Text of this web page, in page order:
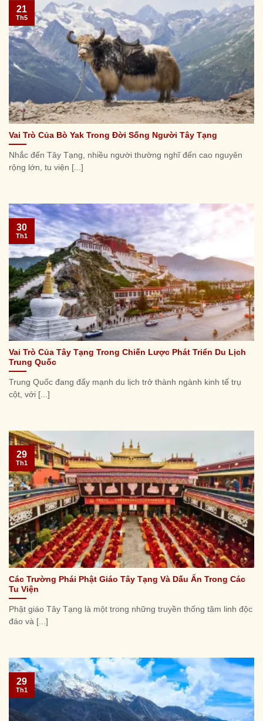
Vai Trò Của Bò Yak Trong Đời Sống Người Tây Tạng
Nhắc đến Tây Tạng, nhiều người thường nghĩ đến cao nguyên
rộng lớn, tu viện [...]
21
Th5
Vai Trò Của Tây Tạng Trong Chiến Lược Phát Triển Du Lịch
Trung Quốc
Trung Quốc đang đẩy mạnh du lịch trở thành ngành kinh tế trụ
cột, với [...]
30
Th1
Các Trường Phái Phật Giáo Tây Tạng Và Dấu Ấn Trong Các
Tu Viện
Phật giáo Tây Tạng là một trong những truyền thống tâm linh độc
đáo và [...]
29
Th1
29
Th1